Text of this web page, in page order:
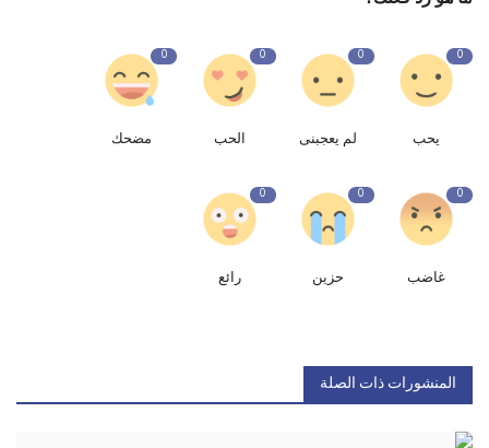
0
يحب
0
لم يعجبنى
0
الحب
0
مضحك
0
غاضب
0
حزين
0
رائع
المنشورات ذات الصلة